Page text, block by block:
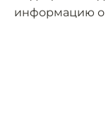
информацию о